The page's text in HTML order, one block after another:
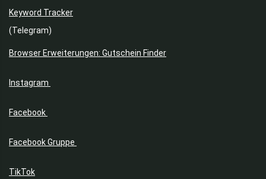
Keyword Tracker
(Telegram)
Browser Erweiterungen: Gutschein Finder
Instagram
Facebook
Facebook Gruppe
TikTok